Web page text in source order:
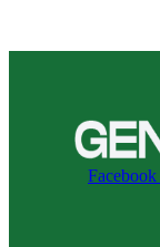
Facebook